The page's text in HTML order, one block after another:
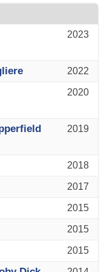
2023
2022
2020
2019
2018
2017
2015
2015
2015